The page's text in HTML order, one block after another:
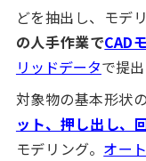
どを抽出し、モデ
の人手作業でCAD
リッドデータで提出
対象物の基本形状
ット、押し出し、
モデリング。 オー